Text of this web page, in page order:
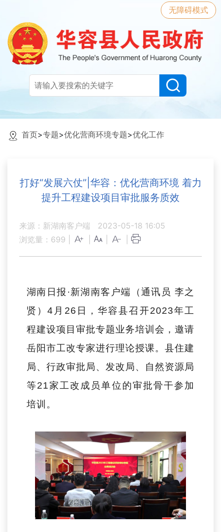
无障碍模式
首页>专题>优化营商环境专题>优化工作
打好“发展六仗”|华容：优化营商环境 着力
提升工程建设项目审批服务质效
来源：新湖南客户端
2023-05-18 16:05
浏览量： 699
湖南日报·新湖南客户端（通讯员 李之
贤）4月26日，华容县召开2023年工
程建设项目审批专题业务培训会，邀请
岳阳市工改专家进行理论授课。县住建
局、行政审批局、发改局、自然资源局
等21家工改成员单位的审批骨干参加
培训。